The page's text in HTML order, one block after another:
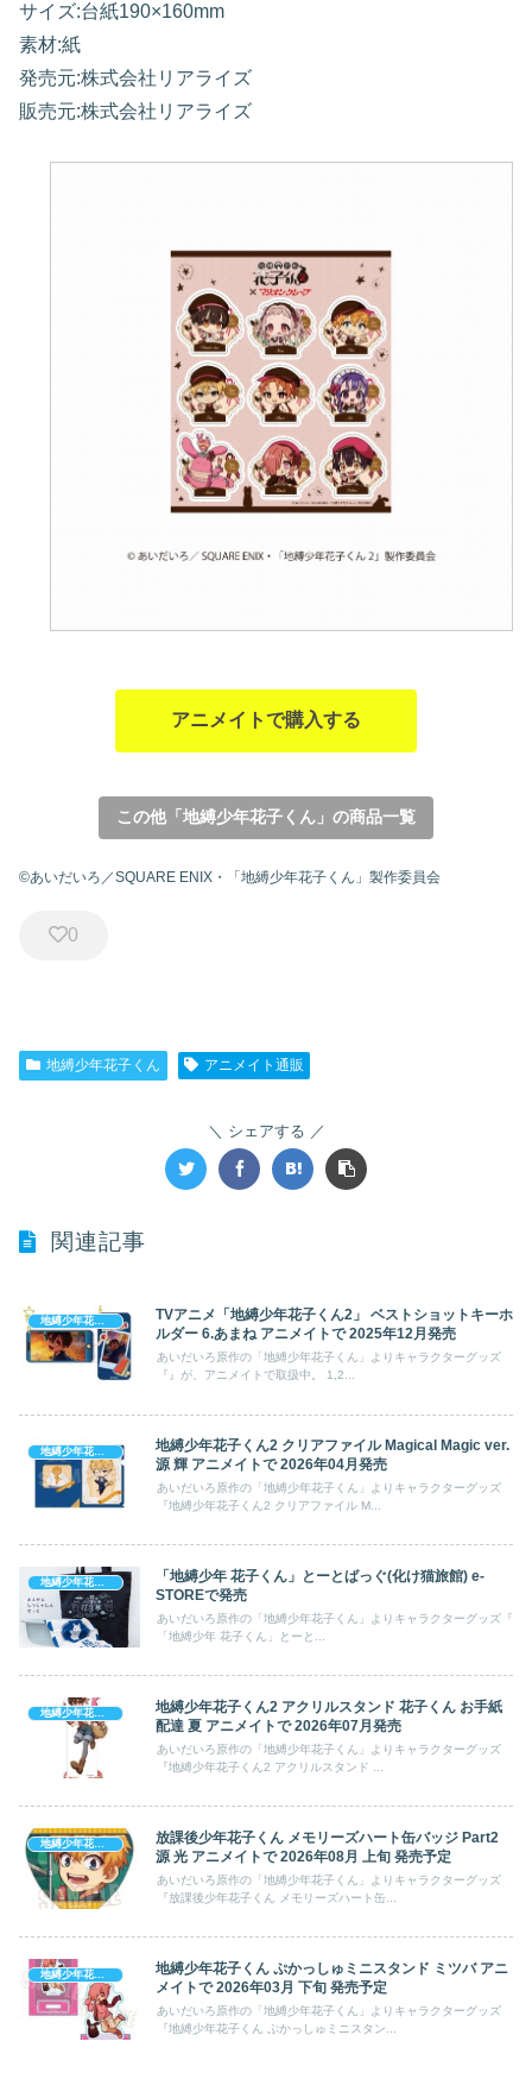
サイズ:台紙190×160mm
素材:紙
発売元:株式会社リアライズ
販売元:株式会社リアライズ
アニメイトで購入する
この他「地縛少年花子くん」の商品一覧
©あいだいろ／SQUARE ENIX・「地縛少年花子くん」製作委員会
0
地縛少年花子くん アニメイト通販
シェアする
関連記事
地縛少年花子くん
TVアニメ「地縛少年花子くん2」 ベストショットキーホ
ルダー 6.あまね アニメイトで 2025年12月発売
あいだいろ原作の「地縛少年花子くん」よりキャラクターグッズ
『』が、アニメイトで取扱中。 1,2...
地縛少年花子くん
地縛少年花子くん2 クリアファイル Magical Magic ver.
源 輝 アニメイトで 2026年04月発売
あいだいろ原作の「地縛少年花子くん」よりキャラクターグッズ
『地縛少年花子くん2 クリアファイル M...
地縛少年花子くん
「地縛少年 花子くん」とーとばっぐ(化け猫旅館) e-
STOREで発売
あいだいろ原作の「地縛少年花子くん」よりキャラクターグッズ『
「地縛少年 花子くん」とーと...
地縛少年花子くん
地縛少年花子くん2 アクリルスタンド 花子くん お手紙
配達 夏 アニメイトで 2026年07月発売
あいだいろ原作の「地縛少年花子くん」よりキャラクターグッズ
『地縛少年花子くん2 アクリルスタンド ...
地縛少年花子くん
放課後少年花子くん メモリーズハート缶バッジ Part2
源 光 アニメイトで 2026年08月 上旬 発売予定
あいだいろ原作の「地縛少年花子くん」よりキャラクターグッズ
『放課後少年花子くん メモリーズハート缶...
地縛少年花子くん ぷかっしゅミニスタンド ミツバ アニ
メイトで 2026年03月 下旬 発売予定
あいだいろ原作の「地縛少年花子くん」よりキャラクターグッズ
『地縛少年花子くん ぷかっしゅミニスタン...